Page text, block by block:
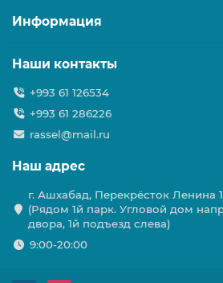
Информация
Наши контакты
+993 61 126534
+993 61 286226
rassel@mail.ru
Наш адрес
г. Ашхабад, Перекрёсток Ленина
(Рядом 1й парк. Угловой дом
двора, 1й подъезд слева)
9:00-20:00